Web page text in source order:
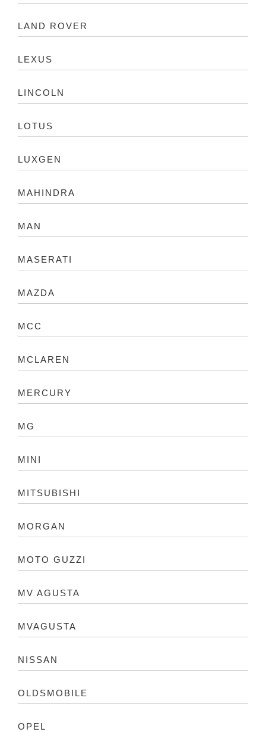
LAND ROVER
LEXUS
LINCOLN
LOTUS
LUXGEN
MAHINDRA
MAN
MASERATI
MAZDA
MCC
MCLAREN
MERCURY
MG
MINI
MITSUBISHI
MORGAN
MOTO GUZZI
MV AGUSTA
MVAGUSTA
NISSAN
OLDSMOBILE
OPEL